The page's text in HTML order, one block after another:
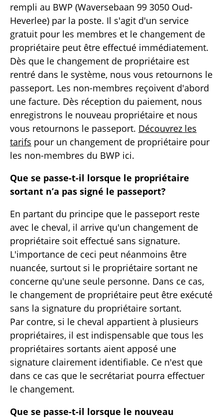
rempli au BWP (Waversebaan 99 3050 Oud-
Heverlee) par la poste. Il s'agit d'un service
gratuit pour les membres et le changement de
propriétaire peut être effectué immédiatement.
Dès que le changement de propriétaire est
rentré dans le système, nous vous retournons le
passeport. Les non-membres reçoivent d'abord
une facture. Dès réception du paiement, nous
enregistrons le nouveau propriétaire et nous
vous retournons le passeport. Découvrez les
tarifs pour un changement de propriétaire pour
les non-membres du BWP ici.
Que se passe-t-il lorsque le propriétaire
sortant n’a pas signé le passeport?
En partant du principe que le passeport reste
avec le cheval, il arrive qu'un changement de
propriétaire soit effectué sans signature.
L'importance de ceci peut néanmoins être
nuancée, surtout si le propriétaire sortant ne
concerne qu'une seule personne. Dans ce cas,
le changement de propriétaire peut être exécuté
sans la signature du propriétaire sortant.
Par contre, si le cheval appartient à plusieurs
propriétaires, il est indispensable que tous les
propriétaires sortants aient apposé une
signature clairement identifiable. Ce n'est que
dans ce cas que le secrétariat pourra effectuer
le changement.
Que se passe-t-il lorsque le nouveau